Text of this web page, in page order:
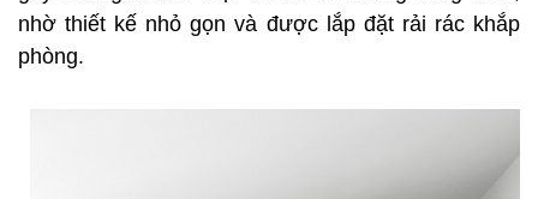
nhờ thiết kế nhỏ gọn và được lắp đặt rải rác khắp
phòng.